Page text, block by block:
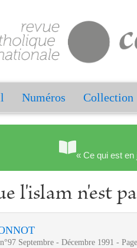
Numéros Collection
« Ce qui est en
l'islam n'est
Septembre - Décembre 1991 -